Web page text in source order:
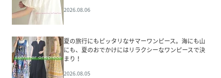
2026.08.06
夏の旅行にもピッタリなサマーワンピース。海にも山
にも、夏のおでかけにはリラクシーなワンピースで決
まり！
2026.08.05